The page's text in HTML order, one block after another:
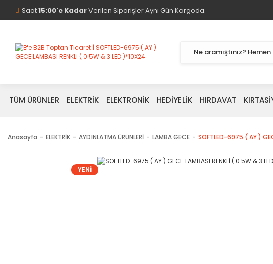
Saat15:00'e KadarVerilen Siparişler Aynı Gün Kargoda.
TÜM ÜRÜNLER ELEKTRİK ELEKTRONİK HEDİYELİK HIRDAVAT
Anasayfa ELEKTRİK AYDINLATMA ÜRÜNLERİ LAMBA GECE SOFTLED-6975 ( AY )
YENİ